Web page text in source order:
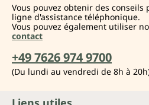
Vous pouvez obtenir des conseils
ligne d'assistance téléphonique.
Vous pouvez également utiliser
contact
+49 7626 974 9700
(Du lundi au vendredi de 8h à